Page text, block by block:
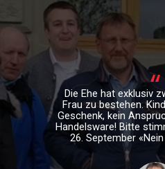
Die Ehe hat exklusiv
Frau zu bestehen.
Geschenk, kein
Handelsware! Bitte
26. September